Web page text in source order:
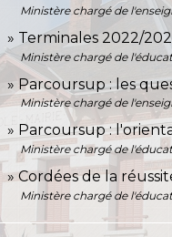
Ministère chargé de
Terminales 2022/
Ministère chargé de
Parcoursup : les
Ministère chargé de
Parcoursup :
Ministère chargé de
Cordées de la
Ministère chargé de